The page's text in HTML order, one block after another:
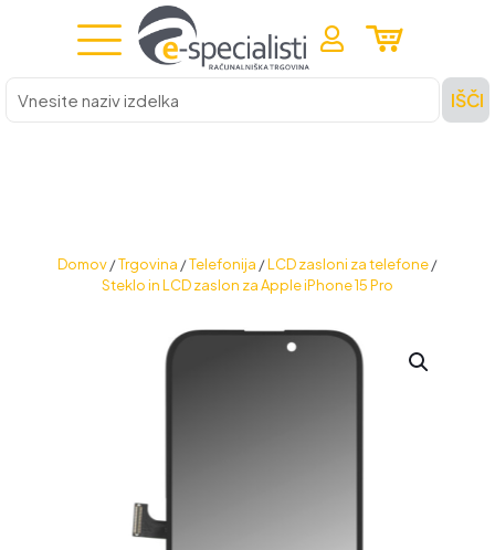
Vnesite
naziv
izdelka
IŠČI
Domov/Trgovina /Telefonija /LCD zasloni za telefone/
Steklo in LCD zaslon za Apple iPhone 15 Pro